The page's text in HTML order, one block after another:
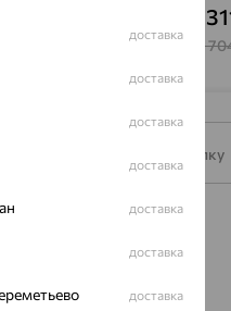
6 555
2
7
Подписаться на рассылку
доставка
доставка
доставка
доставка
доставка
доставка
доставка